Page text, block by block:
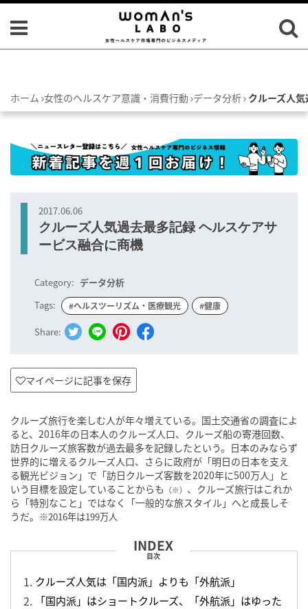
ホーム 女性のヘルスケア意識・消費行動 データ分析 クルーズ人
2017.06.06
クルーズ人気過去最多記録 ヘルスケアサ
ービス融合に商機
Category: データ分析
Tags:
#ヘルスツーリズム・医療観光 #健康
Share:
マイページに記事を保存
クルーズ旅行を楽しむ人が年々増えている。国土交通省の調査によ
ると、2016年の日本人のクルーズ人口、クルーズ船の寄港回数、
訪日クルーズ旅客数が過去最多を記録したという。日本のみならず
世界的に増えるクルーズ人口、さらに政府が「明日の日本を支え
る観光ビジョン」で「訪日クルーズ客数を2020年に500万人」と
いう目標を設定していることからも （※） 、クルーズ旅行はこれか
ら「特別なこと」ではなく「一般的な旅スタイル」へと成長しそ
うだ。 ※2016年は199万人
目次
クルーズ人気は「国内派」よりも「外航派」
「国内派」はショートクルーズ、「外航派」はゆった